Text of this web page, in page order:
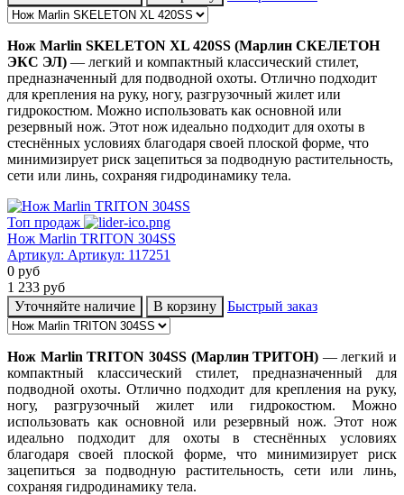
Нож Marlin SKELETON XL 420SS (Марлин СКЕЛЕТОН
ЭКС ЭЛ) — легкий и компактный классический стилет,
предназначенный для подводной охоты. Отлично подходит
для крепления на руку, ногу, разгрузочный жилет или
гидрокостюм. Можно использовать как основной или
резервный нож. Этот нож идеально подходит для охоты в
стеснённых условиях благодаря своей плоской форме, что
минимизирует риск зацепиться за подводную растительность,
сети или линь, сохраняя гидродинамику тела.
Топ продаж
Нож Marlin TRITON 304SS
Артикул: Артикул: 117251
0 руб
1 233 руб
Уточняйте наличие
В корзину Быстрый заказ
Нож Marlin TRITON 304SS (Марлин ТРИТОН) — легкий и
компактный классический стилет, предназначенный для
подводной охоты. Отлично подходит для крепления на руку,
ногу, разгрузочный жилет или гидрокостюм. Можно
использовать как основной или резервный нож. Этот нож
идеально подходит для охоты в стеснённых условиях
благодаря своей плоской форме, что минимизирует риск
зацепиться за подводную растительность, сети или линь,
сохраняя гидродинамику тела.